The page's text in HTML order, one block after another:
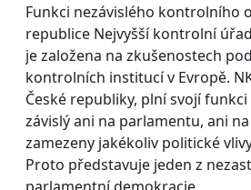
Funkci nezávislého kontrolního
republice Nejvyšší kontrolní
je založena na zkušenostech
kontrolních institucí v Evropě.
České republiky, plní svojí
závislý ani na parlamentu, ani
zamezeny jakékoliv politické
Proto představuje jeden z